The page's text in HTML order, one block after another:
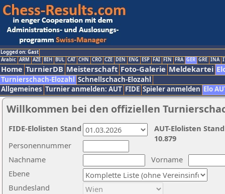
Logged on: Gast
Arabic ARM AZE BIH BUL CAT CHN CRO CZE DEN ENG ESP FAI FIN FRA GER GRE INA
Home TurnierDB Meisterschaft Foto-Galerie Meldekartei
Turnierschach-Elozahl Schnellschach-Elozahl
Allgemeines Turnier anmelden: AUT FIDE Spieler anmelden Elo
Willkommen bei den offiziellen
Nachname
Vorname
Ebene
Personennummer
Bundesland
AUT-Elolisten
10.879
FIDE-Elolisten Stand